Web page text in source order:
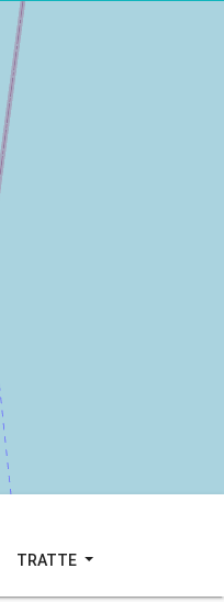
TRATTE